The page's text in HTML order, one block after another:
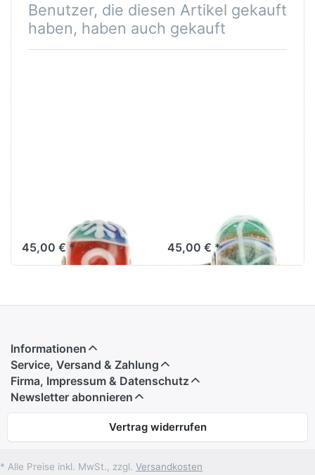
Benutzer, die diesen Artikel gekauft
haben, haben auch gekauft
45,00 € * 45,00 € *
Informationen
Service, Versand & Zahlung
Firma, Impressum & Datenschutz
Newsletter abonnieren
Vertrag widerrufen
* Alle Preise inkl. MwSt., zzgl. Versandkosten